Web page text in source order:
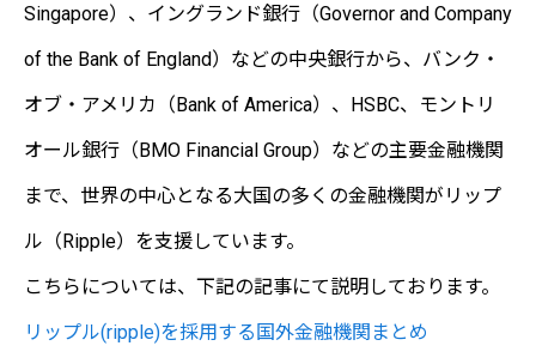
Singapore）、 イングランド銀行（Governor and Company
of the Bank of England）などの中央銀行から、 バンク・
オブ・アメリカ（Bank of America） 、 HSBC、モントリ
オール銀行（BMO Financial Group）などの主要金融機関
まで、世界の中心となる大国の多くの金融機関がリップ
ル（Ripple）を支援しています。
こちらについては、下記の記事にて説明しております。
リップル(ripple)を採用する国外金融機関まとめ